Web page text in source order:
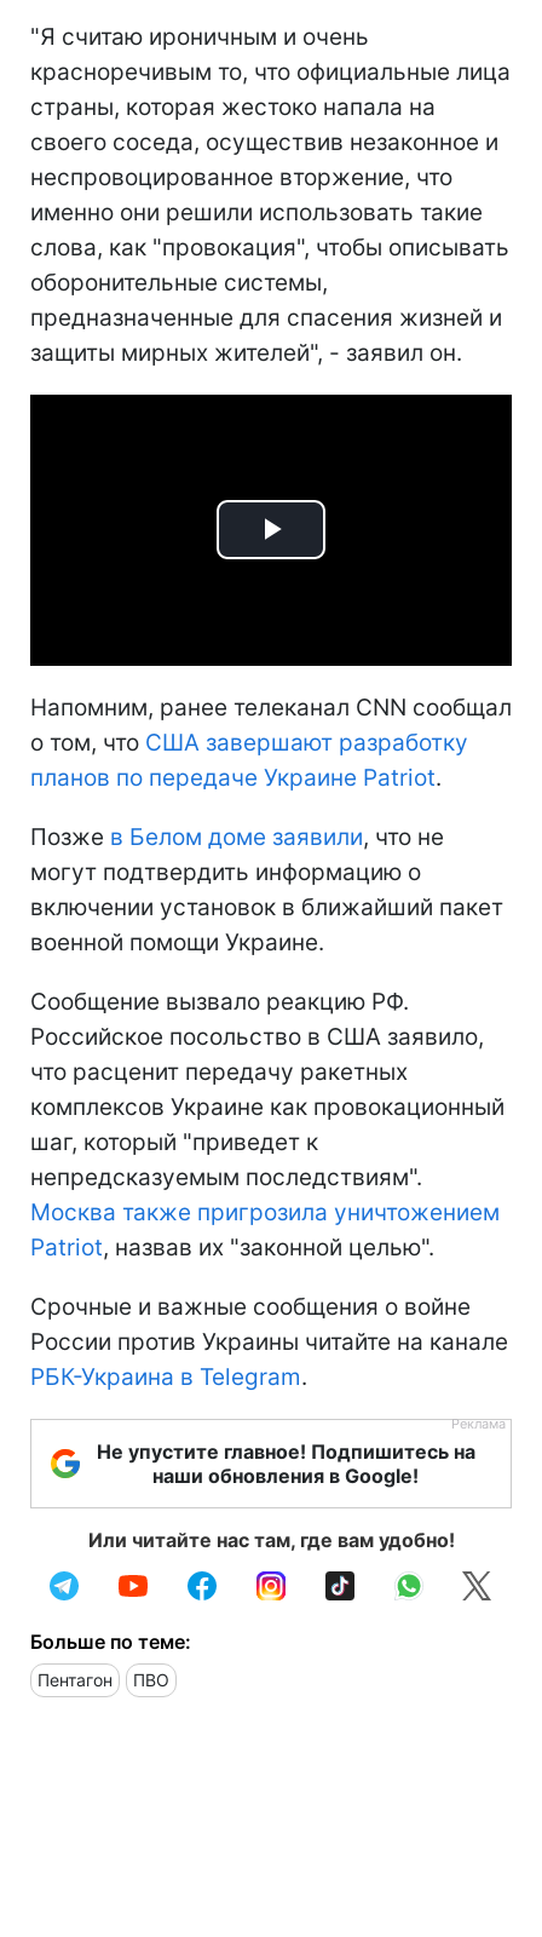
"Я считаю ироничным и очень
красноречивым то, что официальные лица
страны, которая жестоко напала на
своего соседа, осуществив незаконное и
неспровоцированное вторжение, что
именно они решили использовать такие
слова, как "провокация", чтобы описывать
оборонительные системы,
предназначенные для спасения жизней и
защиты мирных жителей", - заявил он.
Play
Напомним, ранее телеканал СNN сообщал
о том, что США завершают разработку
планов по передаче Украине Patriot.
Позже в Белом доме заявили, что не
могут подтвердить информацию о
включении установок в ближайший пакет
военной помощи Украине.
Сообщение вызвало реакцию РФ.
Российское посольство в США заявило,
что расценит передачу ракетных
комплексов Украине как провокационный
шаг, который "приведет к
непредсказуемым последствиям".
Москва также пригрозила уничтожением
Patriot, назвав их "законной целью".
Срочные и важные сообщения о войне
России против Украины читайте на канале
РБК-Украина в Telegram.
Не упустите главное! Подпишитесь на
наши обновления в Google!
Или читайте нас там, где вам удобно!
Больше по теме:
Пентагон ПВО